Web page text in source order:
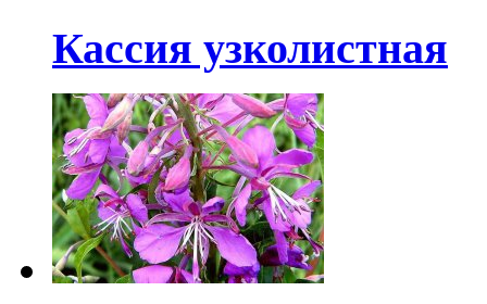
Кассия узколистная